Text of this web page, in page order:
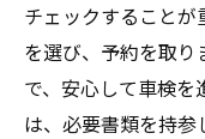
チェックすることが
を選び、予約を取り
で、安心して車検を
は、必要書類を持参